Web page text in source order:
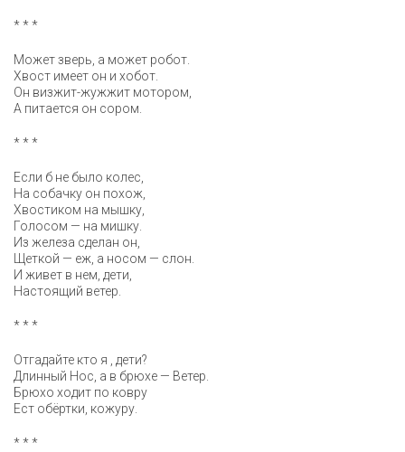
* * *
Может зверь, а может робот.
Хвост имеет он и хобот.
Он визжит-жужжит мотором,
А питается он сором.
* * *
Если б не было колес,
На собачку он похож,
Хвостиком на мышку,
Голосом — на мишку.
Из железа сделан он,
Щеткой — еж, а носом — слон.
И живет в нем, дети,
Настоящий ветер.
* * *
Отгадайте кто я , дети?
Длинный Нос, а в брюхе — Ветер.
Брюхо ходит по ковру
Ест обёртки, кожуру.
* * *